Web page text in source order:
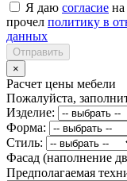
Я даю согласие
прочел политику в
данных
Отправить
×
Расчет цены мебели
Пожалуйста,
Изделие:
Форма:
Стиль:
Фасад (наполнение
Предполагаемая